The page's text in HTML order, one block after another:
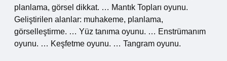
planlama, görsel dikkat. … Mantık Topları oyunu.
Geliştirilen alanlar: muhakeme, planlama,
görselleştirme. … Yüz tanıma oyunu. … Enstrümanım
oyunu. … Keşfetme oyunu. … Tangram oyunu.